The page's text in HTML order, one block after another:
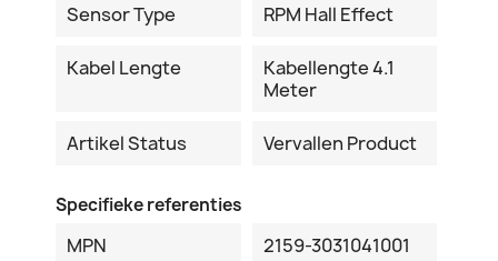
Sensor Type RPM Hall Effect
Kabel Lengte
Kabellengte 4.1
Meter
Artikel Status Vervallen Product
Specifieke referenties
MPN 2159-3031041001